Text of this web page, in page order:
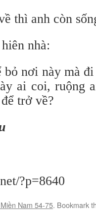
thì anh còn
nhà:
nơi này mà
ai coi, ruộng
trở về?
?p=8640
Nam 54-75. Bookmark